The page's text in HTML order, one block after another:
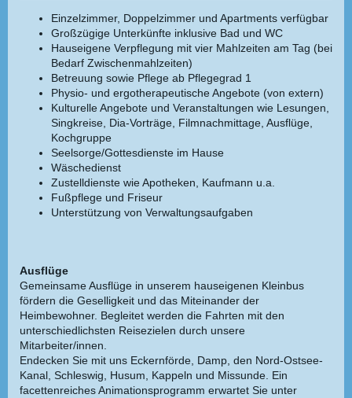
Einzelzimmer, Doppelzimmer und Apartments verfügbar
Großzügige Unterkünfte inklusive Bad und WC
Hauseigene Verpflegung mit vier Mahlzeiten am Tag (bei
Bedarf Zwischenmahlzeiten)
Betreuung sowie Pflege ab Pflegegrad 1
Physio- und ergotherapeutische Angebote (von extern)
Kulturelle Angebote und Veranstaltungen wie Lesungen,
Singkreise, Dia-Vorträge, Filmnachmittage, Ausflüge,
Kochgruppe
Seelsorge/Gottesdienste im Hause
Wäschedienst
Zustelldienste wie Apotheken, Kaufmann u.a.
Fußpflege und Friseur
Unterstützung von Verwaltungsaufgaben
Ausflüge
Gemeinsame Ausflüge in unserem hauseigenen Kleinbus
fördern die Geselligkeit und das Miteinander der
Heimbewohner. Begleitet werden die Fahrten mit den
unterschiedlichsten Reisezielen durch unsere
Mitarbeiter/innen.
Endecken Sie mit uns Eckernförde, Damp, den Nord-Ostsee-
Kanal, Schleswig, Husum, Kappeln und Missunde. Ein
facettenreiches Animationsprogramm erwartet Sie unter